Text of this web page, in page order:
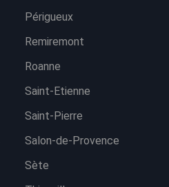
Périgueux
Remiremont
Roanne
Saint-Etienne
Saint-Pierre
Salon-de-Provence
Sète